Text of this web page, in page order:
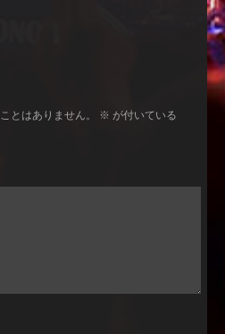
とはありません。 ※ が付いている